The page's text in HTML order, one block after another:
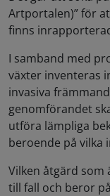
Artportalen)” för
finns
I samband med
växter inventeras
invasiva
genomförandet
utföra lämpliga
beroende på vilka
Vilken åtgärd som
till fall och beror